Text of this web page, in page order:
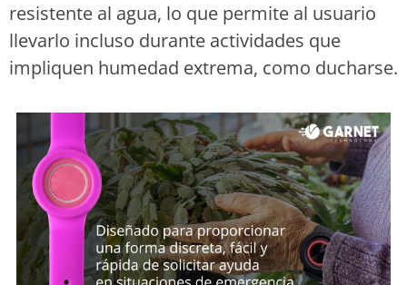
resistente al agua, lo que permite al usuario
llevarlo incluso durante actividades que
impliquen humedad extrema, como ducharse.